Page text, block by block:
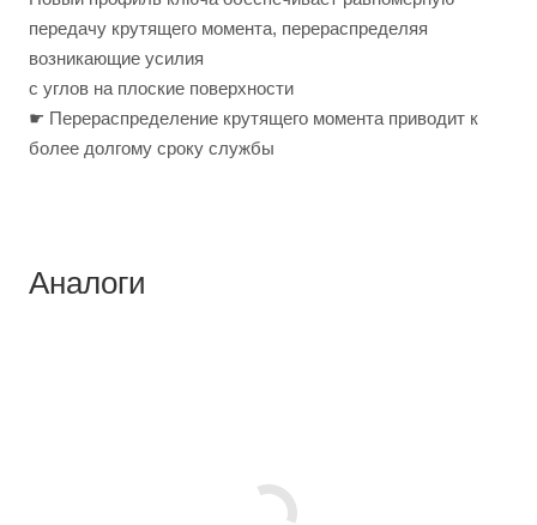
передачу крутящего момента, перераспределяя
возникающие усилия
с углов на плоские поверхности
☛ Перераспределение крутящего момента приводит к
более долгому сроку службы
Аналоги